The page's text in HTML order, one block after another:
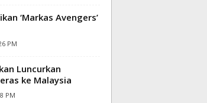
‘Markas Avengers’
PM
Luncurkan
ke Malaysia
PM